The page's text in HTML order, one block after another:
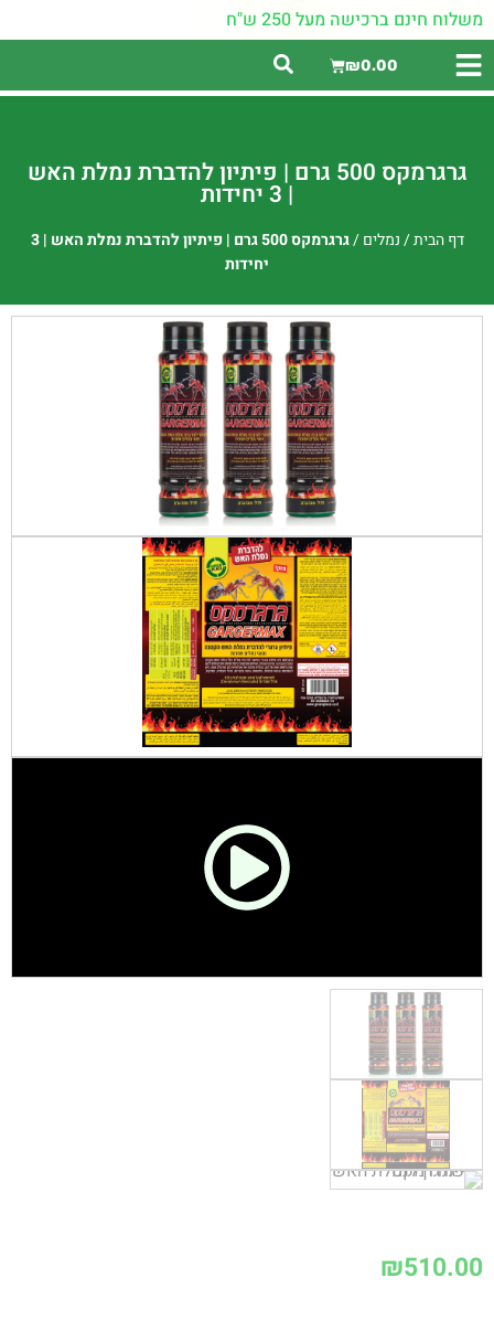
משלוח חינם ברכישה מעל 250 ש"ח
₪0.00
גרגרמקס 500 גרם | פיתיון להדברת נמלת האש
| 3 יחידות
דף הבית/נמלים/
גרגרמקס 500 גרם | פיתיון להדברת נמלת האש | 3
יחידות
₪510.00